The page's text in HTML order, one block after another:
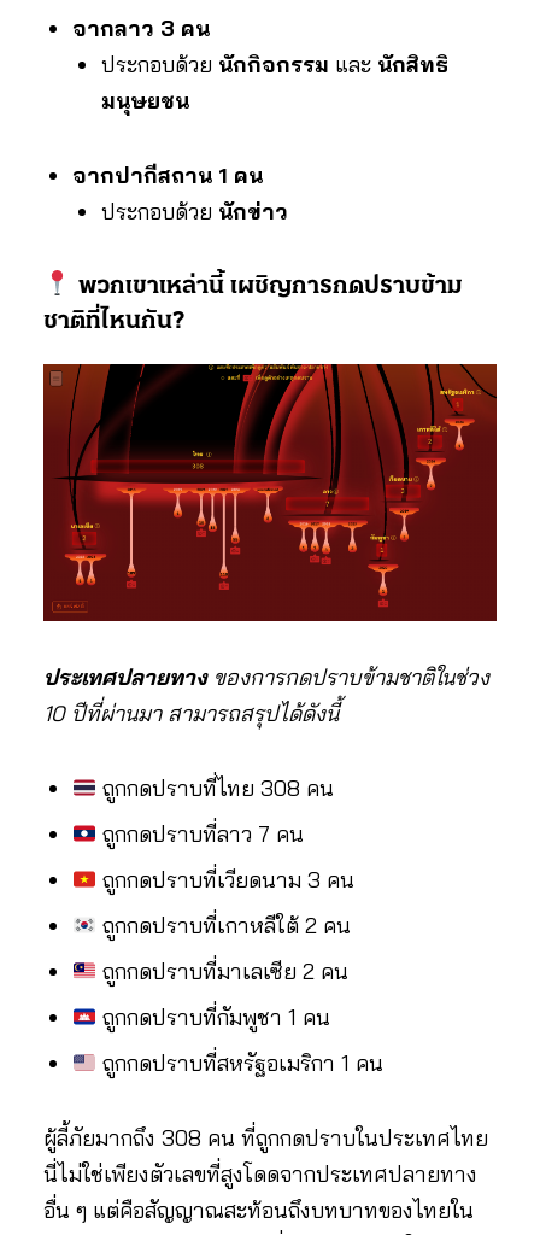
จากลาว 3 คน
ประกอบด้วย นักกิจกรรม และ นักสิทธิ
มนุษยชน
จากปากีสถาน 1 คน
ประกอบด้วย นักข่าว
พวกเขาเหล่านี้ เผชิญการกดปราบข้าม
ชาติที่ไหนกัน?
ประเทศปลายทางของการกดปราบข้ามชาติในช่วง
10 ปีที่ผ่านมา สามารถสรุปได้ดังนี้
ถูกกดปราบที่ไทย 308 คน
ถูกกดปราบที่ลาว 7 คน
ถูกกดปราบที่เวียดนาม 3 คน
ถูกกดปราบที่เกาหลีใต้ 2 คน
ถูกกดปราบที่มาเลเซีย 2 คน
ถูกกดปราบที่กัมพูชา 1 คน
ถูกกดปราบที่สหรัฐอเมริกา 1 คน
ผู้ลี้ภัยมากถึง 308 คน ที่ถูกกดปราบในประเทศไทย
นี่ไม่ใช่เพียงตัวเลขที่สูงโดดจากประเทศปลายทาง
อื่น ๆ แต่คือสัญญาณสะท้อนถึงบทบาทของไทยใน